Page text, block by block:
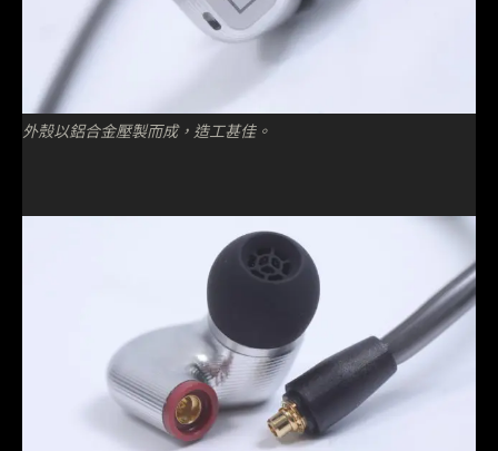
外殼以鋁合金壓製而成，造工甚佳。